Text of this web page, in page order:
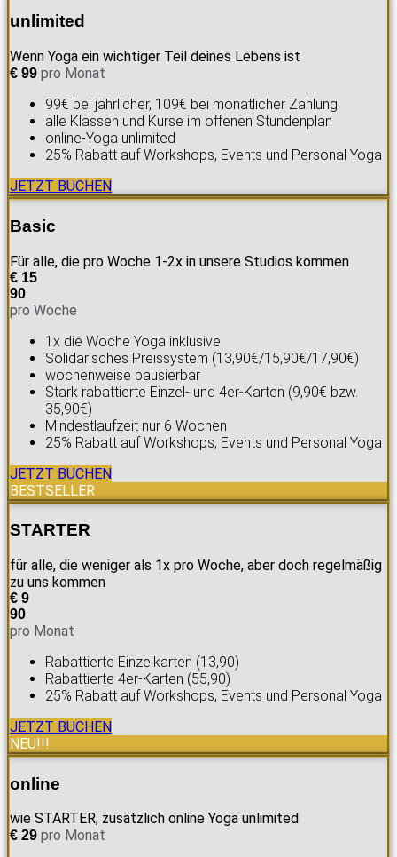
unlimited
Wenn Yoga ein wichtiger Teil deines Lebens ist
€ 99 pro Monat
99€ bei jährlicher, 109€ bei monatlicher Zahlung
alle Klassen und Kurse im offenen Stundenplan
online-Yoga unlimited
25% Rabatt auf Workshops, Events und Personal Yoga
JETZT BUCHEN
Basic
Für alle, die pro Woche 1-2x in unsere Studios kommen
€ 15
90
pro Woche
1x die Woche Yoga inklusive
Solidarisches Preissystem (13,90€/15,90€/17,90€)
wochenweise pausierbar
Stark rabattierte Einzel- und 4er-Karten (9,90€ bzw.
35,90€)
Mindestlaufzeit nur 6 Wochen
25% Rabatt auf Workshops, Events und Personal Yoga
JETZT BUCHEN
BESTSELLER
STARTER
für alle, die weniger als 1x pro Woche, aber doch regelmäßig
zu uns kommen
€ 9
90
pro Monat
Rabattierte Einzelkarten (13,90)
Rabattierte 4er-Karten (55,90)
25% Rabatt auf Workshops, Events und Personal Yoga
JETZT BUCHEN
NEU!!!
online
wie STARTER, zusätzlich online Yoga unlimited
€ 29 pro Monat